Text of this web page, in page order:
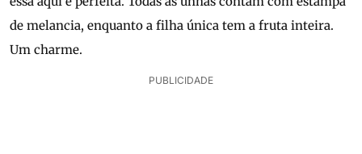
de melancia, enquanto a filha única tem a fruta inteira.
Um charme.
PUBLICIDADE